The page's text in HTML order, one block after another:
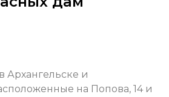
и
на Попова, 14 и